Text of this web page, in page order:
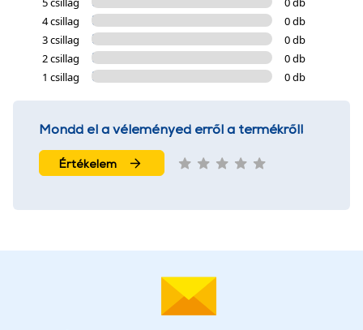
4 csillag
0 db
3 csillag
0 db
2 csillag
0 db
1 csillag
0 db
Mondd el a véleményed erről a termékről!
Értékelem